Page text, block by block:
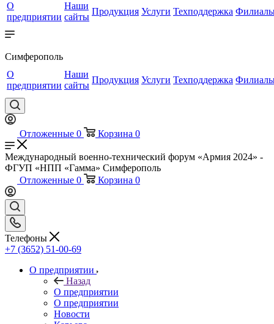
О
предприятии
Наши
сайты
Продукция Услуги Техподдержка
Симферополь
О
предприятии
Наши
сайты
Продукция Услуги Техподдержка
Отложенные 0 Корзина 0
Международный военно-технический форум «Армия 2024» -
ФГУП «НПП «Гамма» Симферополь
Отложенные 0 Корзина 0
Телефоны
+7 (3652) 51-00-69
О предприятии
Назад
О предприятии
О предприятии
Новости